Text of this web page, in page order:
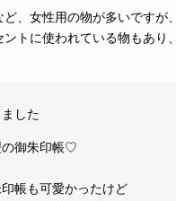
、女性用の物が多いですが
ントに使われている物もあり
した
の御朱印帳♡
帳も可愛かったけど